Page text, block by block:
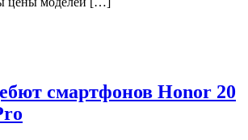
смартфонов Honor 20